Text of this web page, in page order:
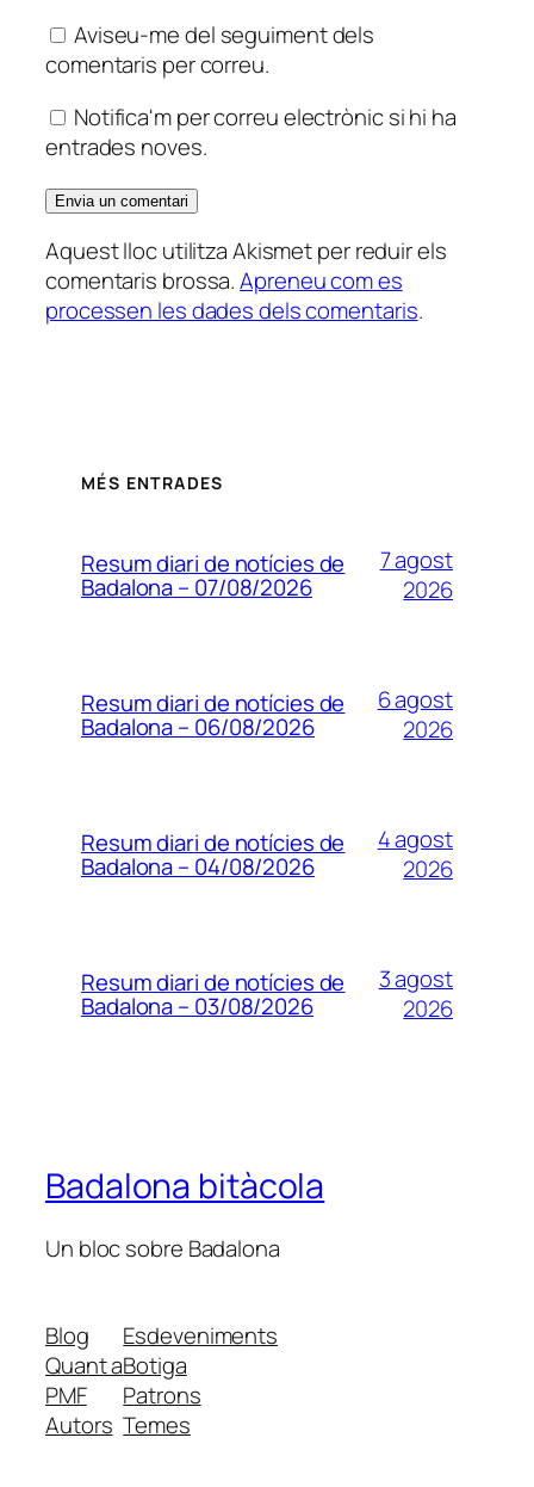
Aviseu-me del seguiment dels
comentaris per correu.
Notifica'm per correu electrònic si hi ha
entrades noves.
Aquest lloc utilitza Akismet per reduir els
comentaris brossa.Apreneu com es
processen les dades dels comentaris.
MÉS ENTRADES
Resum diari de notícies de
Badalona – 07/08/2026
7 agost
2026
Resum diari de notícies de
Badalona – 06/08/2026
6 agost
2026
Resum diari de notícies de
Badalona – 04/08/2026
4 agost
2026
Resum diari de notícies de
Badalona – 03/08/2026
3 agost
2026
Badalona bitàcola
Un bloc sobre Badalona
Blog
Quant a
PMF
Autors
Esdeveniments
Botiga
Patrons
Temes